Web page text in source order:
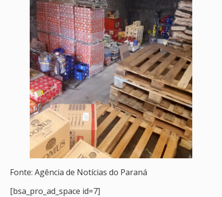
Fonte: Agência de Notícias do Paraná
[bsa_pro_ad_space id=7]